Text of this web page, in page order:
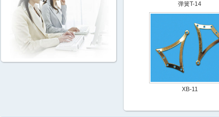
弹簧T-14
XB-11